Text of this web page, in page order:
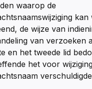
waarop de
de wijze van
van verzoeken
en het tweede lid
het voor